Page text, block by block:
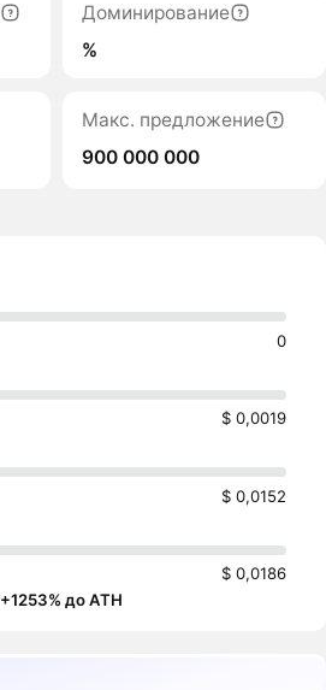
Доминирование
%
Макс. предложение
900 000 000
0
$ 0,0019
$ 0,0152
$ 0,0186
+1253% до ATH